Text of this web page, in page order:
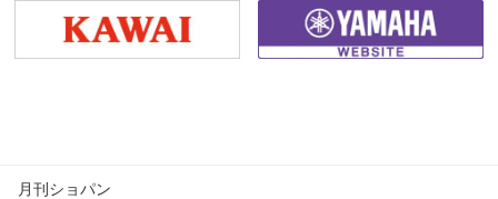
月刊ショパン